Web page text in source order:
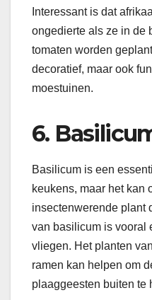
Interessant is dat
ongedierte als ze in de
tomaten worden
decoratief, maar ook
moestuinen.
6.
Basilicum is een
keukens, maar het kan
insectenwerende plant
van basilicum is vooral
vliegen. Het planten
ramen kan helpen om
plaaggeesten buiten te